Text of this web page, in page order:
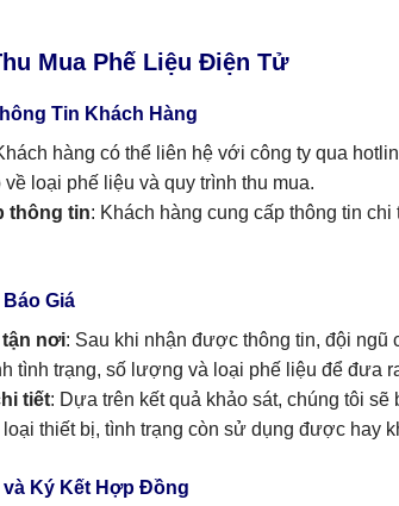
Mua Phế Liệu Điện Tử
Tin Khách Hàng
hàng có thể liên hệ với công ty qua
loại phế liệu và quy trình thu mua.
thông tin: Khách hàng cung cấp thông tin
Giá
tận nơi: Sau khi nhận được thông tin, đội ngũ
tình trạng, số lượng và loại phế liệu để đưa
tiết: Dựa trên kết quả khảo sát, chúng tôi
thiết bị, tình trạng còn sử dụng được hay
và Ký Kết Hợp Đồng